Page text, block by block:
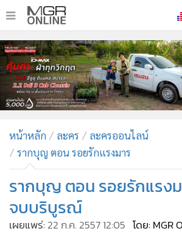
• หน้าหลัก
• ทันเหตุการณ์
• ภาคใต้
• ภูมิภาค
• บันเทิง
• ผู้จัดการรายวัน
• CbizReview
หน้าหลัก ละคร
ละครออนไลน์
รากบุญ ตอน รอยรักแรงมาร
รากบุญ ตอน รอยรักแรง
จบบริบูรณ์
เผยแพร่: 22 ก.ค. 2557 12:05 โดย: MGR